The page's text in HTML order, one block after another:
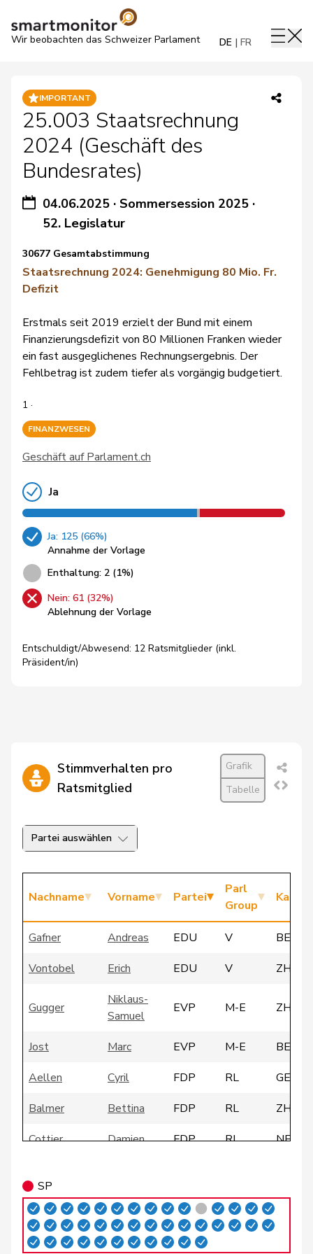
Wir beobachten das Schweizer Parlament DE FR
IMPORTANT
25.003 Staatsrechnung
2024 (Geschäft des
Bundesrates)
04.06.2025 ·Sommersession 2025 ·
52. Legislatur
30677 Gesamtabstimmung
Staatsrechnung 2024: Genehmigung 80 Mio. Fr.
Defizit
Erstmals seit 2019 erzielt der Bund mit einem
Finanzierungsdefizit von 80 Millionen Franken wieder
ein fast ausgeglichenes Rechnungsergebnis. Der
Fehlbetrag ist zudem tiefer als vorgängig budgetiert.
1 ·
FINANZWESEN
Geschäft auf Parlament.ch
Ja
Ja: 125 (66%)
Annahme der Vorlage
Enthaltung: 2 (1%)
Nein: 61 (32%)
Ablehnung der Vorlage
Entschuldigt/Abwesend: 12 Ratsmitglieder (inkl.
Präsident/in)
Stimmverhalten pro
Ratsmitglied
Grafik
Tabelle
Partei auswählen
Nachname Vorname Partei
Parl
Group
Gafner Andreas EDU V
BE
Vontobel
Erich EDU V ZH
Gugger
Niklaus-
Samuel
EVP M-E ZH
Jost Marc EVP M-E
BE
Aellen
Cyril FDP RL
GE
Balmer
Bettina FDP RL
ZH
Cottier
Damien FDP RL
NE
Montmollin
de Quattro Jacqueline FDP RL
Dobler
Marcel FDP RL
SG
SP